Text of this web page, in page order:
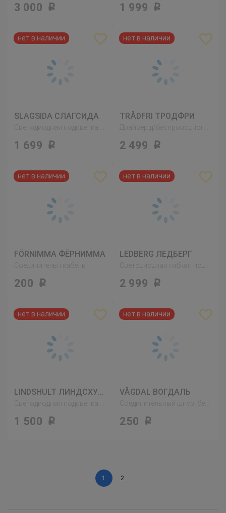
3 000 Р 1 999 Р
SLAGSIDA СЛАГСИДА
1 699 Р
TRÅDFRI ТРОДФРИ
2 499 Р
FÖRNIMMA ФЁРНИММА
Соединительн кабель
200 Р
LEDBERG ЛЕДБЕРГ
2 999 Р
LINDSHULT ЛИНДСХУЛЬТ
1 500 Р
VÅGDAL ВОГДАЛЬ
250 Р
1 2